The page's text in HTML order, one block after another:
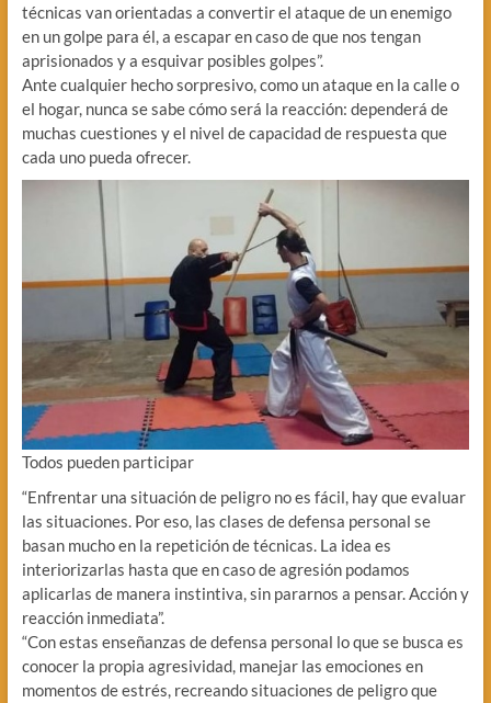
técnicas van orientadas a convertir el ataque de un enemigo
en un golpe para él, a escapar en caso de que nos tengan
aprisionados y a esquivar posibles golpes”.
Ante cualquier hecho sorpresivo, como un ataque en la calle o
el hogar, nunca se sabe cómo será la reacción: dependerá de
muchas cuestiones y el nivel de capacidad de respuesta que
cada uno pueda ofrecer.
Todos pueden participar
“Enfrentar una situación de peligro no es fácil, hay que evaluar
las situaciones. Por eso, las clases de defensa personal se
basan mucho en la repetición de técnicas. La idea es
interiorizarlas hasta que en caso de agresión podamos
aplicarlas de manera instintiva, sin pararnos a pensar. Acción y
reacción inmediata”.
“Con estas enseñanzas de defensa personal lo que se busca es
conocer la propia agresividad, manejar las emociones en
momentos de estrés, recreando situaciones de peligro que